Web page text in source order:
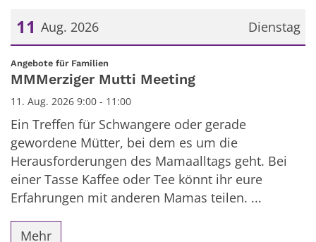
Dienstag
11 Aug. 2026
Datum: 11. August 2026
Angebote für Familien
MMMerziger Mutti Meeting
11. Aug. 2026 9:00 - 11:00
Ein Treffen für Schwangere oder gerade
gewordene Mütter, bei dem es um die
Herausforderungen des Mamaalltags geht. Bei
einer Tasse Kaffee oder Tee könnt ihr eure
Erfahrungen mit anderen Mamas teilen. ...
Mehr